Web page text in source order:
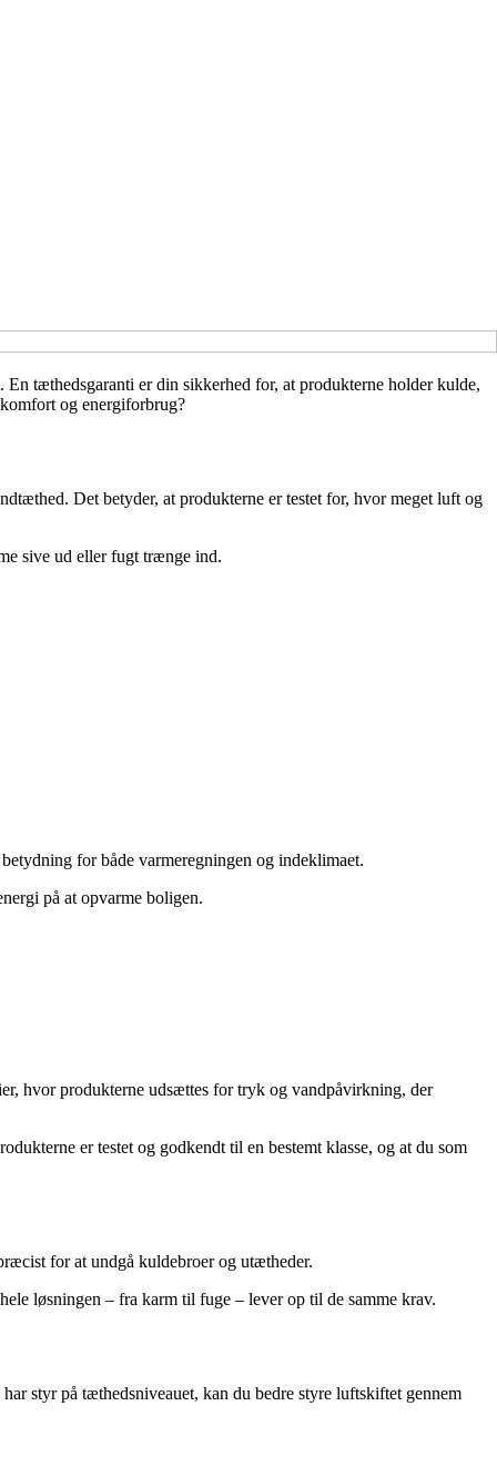
tæthedsgaranti er din sikkerhed for, at produkterne holder kulde,
og energiforbrug?
Det betyder, at produkterne er testet for, hvor meget luft og
sive ud eller fugt trænge ind.
for både varmeregningen og indeklimaet.
på at opvarme boligen.
hvor produkterne udsættes for tryk og vandpåvirkning, der
er testet og godkendt til en bestemt klasse, og at du som
for at undgå kuldebroer og utætheder.
løsningen – fra karm til fuge – lever op til de samme krav.
styr på tæthedsniveauet, kan du bedre styre luftskiftet gennem